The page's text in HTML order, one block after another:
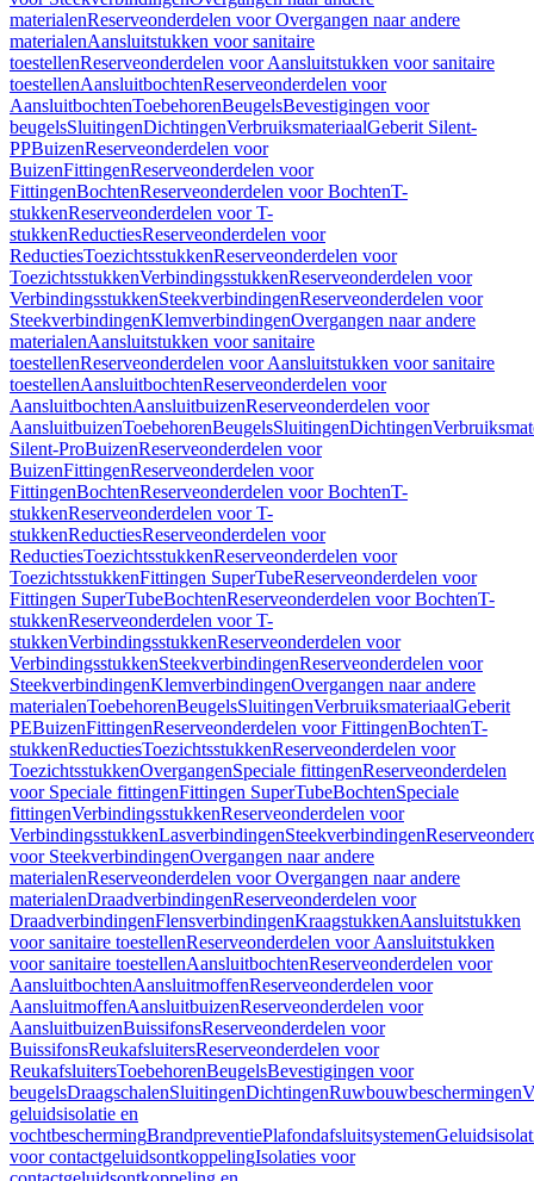
materialenReserveonderdelen voor Overgangen naar andere
materialenAansluitstukken voor sanitaire
toestellenReserveonderdelen voor Aansluitstukken voor sanitaire
toestellenAansluitbochtenReserveonderdelen voor
AansluitbochtenToebehorenBeugelsBevestigingen voor
beugelsSluitingenDichtingenVerbruiksmateriaalGeberit Silent-
PPBuizenReserveonderdelen voor
BuizenFittingenReserveonderdelen voor
FittingenBochtenReserveonderdelen voor BochtenT-
stukkenReserveonderdelen voor T-
stukkenReductiesReserveonderdelen voor
ReductiesToezichtsstukkenReserveonderdelen voor
ToezichtsstukkenVerbindingsstukkenReserveonderdelen voor
VerbindingsstukkenSteekverbindingenReserveonderdelen voor
SteekverbindingenKlemverbindingenOvergangen naar andere
materialenAansluitstukken voor sanitaire
toestellenReserveonderdelen voor Aansluitstukken voor sanitaire
toestellenAansluitbochtenReserveonderdelen voor
AansluitbochtenAansluitbuizenReserveonderdelen voor
AansluitbuizenToebehorenBeugelsSluitingenDichtingen
Silent-ProBuizenReserveonderdelen voor
BuizenFittingenReserveonderdelen voor
FittingenBochtenReserveonderdelen voor BochtenT-
stukkenReserveonderdelen voor T-
stukkenReductiesReserveonderdelen voor
ReductiesToezichtsstukkenReserveonderdelen voor
ToezichtsstukkenFittingen SuperTubeReserveonderdelen voor
Fittingen SuperTubeBochtenReserveonderdelen voor BochtenT-
stukkenReserveonderdelen voor T-
stukkenVerbindingsstukkenReserveonderdelen voor
VerbindingsstukkenSteekverbindingenReserveonderdelen voor
SteekverbindingenKlemverbindingenOvergangen naar andere
materialenToebehorenBeugelsSluitingenVerbruiksmateriaalGeberit
PEBuizenFittingenReserveonderdelen voor FittingenBochtenT-
stukkenReductiesToezichtsstukkenReserveonderdelen voor
ToezichtsstukkenOvergangenSpeciale fittingenReserveonderdelen
voor Speciale fittingenFittingen SuperTubeBochtenSpeciale
fittingenVerbindingsstukkenReserveonderdelen voor
VerbindingsstukkenLasverbindingenSteekverbindingen
voor SteekverbindingenOvergangen naar andere
materialenReserveonderdelen voor Overgangen naar andere
materialenDraadverbindingenReserveonderdelen voor
DraadverbindingenFlensverbindingenKraagstukkenAansluitstukken
voor sanitaire toestellenReserveonderdelen voor Aansluitstukken
voor sanitaire toestellenAansluitbochtenReserveonderdelen voor
AansluitbochtenAansluitmoffenReserveonderdelen voor
AansluitmoffenAansluitbuizenReserveonderdelen voor
AansluitbuizenBuissifonsReserveonderdelen voor
BuissifonsReukafsluitersReserveonderdelen voor
ReukafsluitersToebehorenBeugelsBevestigingen voor
beugelsDraagschalenSluitingenDichtingenRuwbouwbeschermingen
geluidsisolatie en
vochtbeschermingBrandpreventiePlafondafsluitsystemen
voor contactgeluidsontkoppelingIsolaties voor